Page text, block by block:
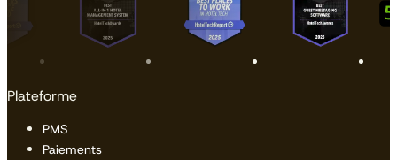
Plateforme
PMS
Paiements